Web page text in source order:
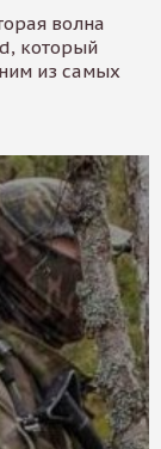
волна
который
из самых